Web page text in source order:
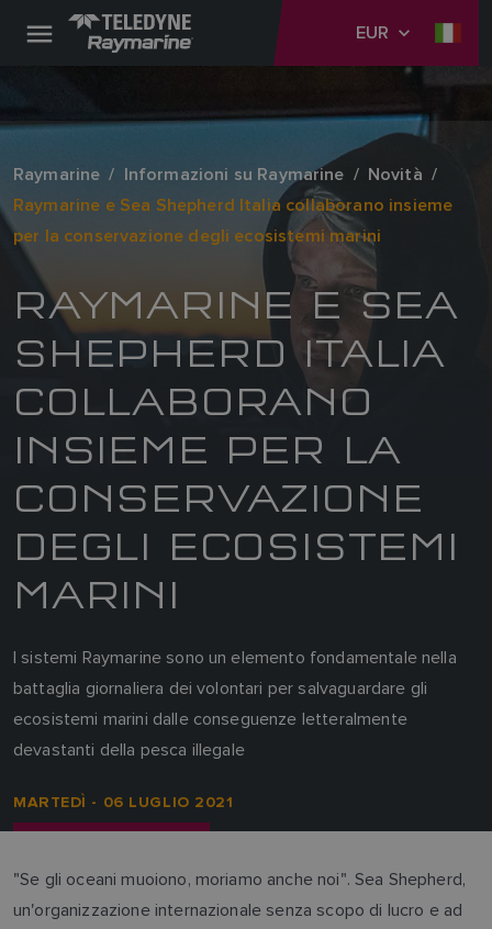
EUR
Raymarine Informazioni su Raymarine
Novità
Raymarine e Sea Shepherd Italia collaborano insieme
per la conservazione degli ecosistemi marini
RAYMARINE E SEA
SHEPHERD ITALIA
COLLABORANO
INSIEME PER LA
CONSERVAZIONE
DEGLI ECOSISTEMI
MARINI
I sistemi Raymarine sono un elemento fondamentale nella
battaglia giornaliera dei volontari per salvaguardare gli
ecosistemi marini dalle conseguenze letteralmente
devastanti della pesca illegale
MARTEDÌ - 06 LUGLIO 2021
"Se gli oceani muoiono, moriamo anche noi". Sea Shepherd,
un'organizzazione internazionale senza scopo di lucro e ad